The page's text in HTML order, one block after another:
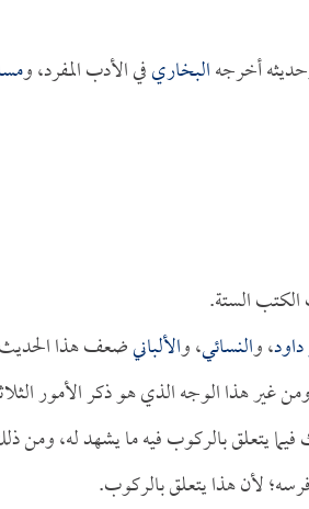
أخرجهالبخاريفي الأدب المفرد، و
الستة.
، والنسائي، والألبانيضعف هذا
غير هذا الوجه الذي هو ذكر الأمور
فيما يتعلق بالركوب فيه ما يشهد له،
لأن هذا يتعلق بالركوب.